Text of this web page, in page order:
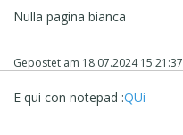
Nulla pagina bianca
Gepostet am 18.07.2024 15:21:37
E qui con notepad :QUi